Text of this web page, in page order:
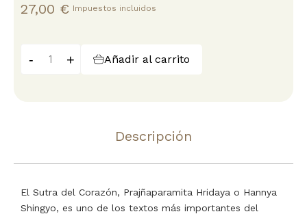
27,00 € Impuestos incluidos
- + Añadir al carrito
Descripción
El Sutra del Corazón, Prajñaparamita Hridaya o Hannya
Shingyo, es uno de los textos más importantes del